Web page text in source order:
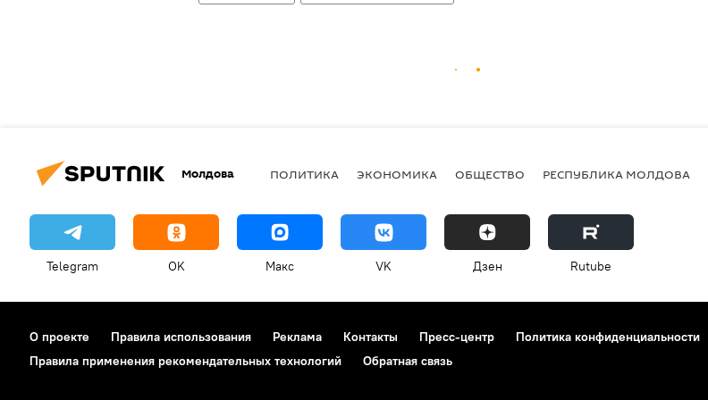
Молдова ПОЛИТИКА ЭКОНОМИКА ОБЩЕСТВО РЕСПУБЛИКА МОЛДОВА
Telegram OK Макс VK Дзен Rutube
О проекте Правила использования Реклама Контакты Пресс-центр Политика конфиденциальности
Правила применения рекомендательных технологий
Обратная связь